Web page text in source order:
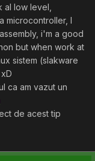
low level,
microcontroller, l
i'm a good
but when work at
sistem (slakware
ca am vazut un
de acest tip